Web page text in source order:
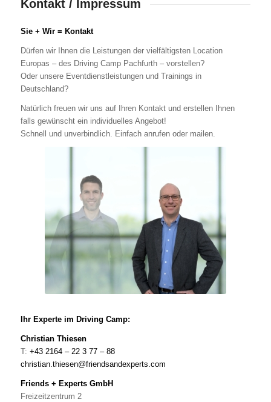
Kontakt / Impressum
Sie + Wir = Kontakt
Dürfen wir Ihnen die Leistungen der vielfältigsten Location
Europas – des Driving Camp Pachfurth – vorstellen?
Oder unsere Eventdienstleistungen und Trainings in
Deutschland?
Natürlich freuen wir uns auf Ihren Kontakt und erstellen Ihnen
falls gewünscht ein individuelles Angebot!
Schnell und unverbindlich. Einfach anrufen oder mailen.
Ihr Experte im Driving Camp:
Christian Thiesen
T: +43 2164 – 22 3 77 – 88
christian.thiesen@friendsandexperts.com
Friends + Experts GmbH
Freizeitzentrum 2